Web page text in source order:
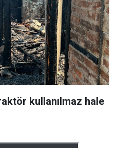
kullanılmaz hale